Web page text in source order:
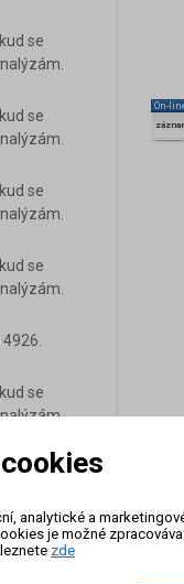
se
se
se
se
se
se
se
On-
analytické a
je možné
zde